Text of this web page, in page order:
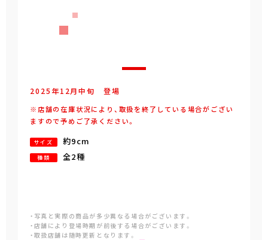
2025年12月中旬 登場
※店舗の在庫状況により、取扱を終了している場合がござい
ますので予めご了承ください。
サイズ 約9cm
種類 全2種
・写真と実際の商品が多少異なる場合がございます。
・店舗により登場時期が前後する場合がございます。
・取扱店舗は随時更新となります。